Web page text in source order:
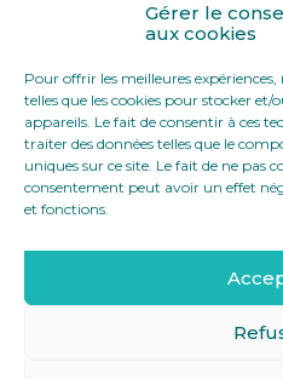
Gérer le
aux cookies
Pour offrir les meilleures
telles que les cookies pour stocker
appareils. Le fait de consentir à ces
traiter des données telles que le
uniques sur ce site. Le fait de ne pas
consentement peut avoir un effet
et fonctions.
FaceBook
TwitterLinkedIn